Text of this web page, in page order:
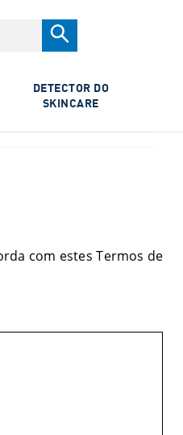
DETECTOR DO
SKINCARE
com estes Termos de